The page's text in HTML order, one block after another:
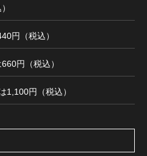
円（税込）
円（税込）
1,100円（税込）